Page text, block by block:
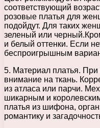
соответствующий
розовые платья для
подойдут. Для таких
зеленый или
и белый оттенки. Если
беспроигрышным
5. Материал платья. При
внимание на ткань.
из атласа или парчи.
шикарным и
платья из шифона,
романтику и